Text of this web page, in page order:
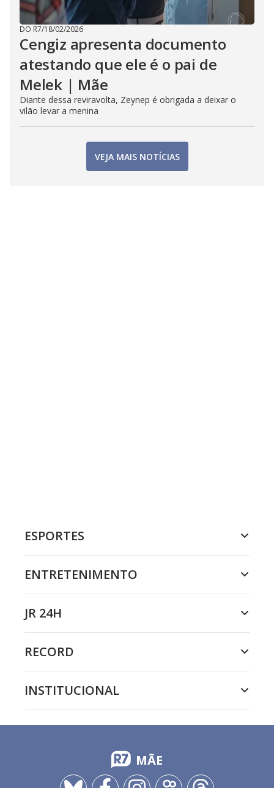
DO R7/18/02/2026
Cengiz apresenta documento
atestando que ele é o pai de
Melek | Mãe
Diante dessa reviravolta, Zeynep é obrigada a deixar o
vilão levar a menina
VEJA MAIS NOTÍCIAS
ESPORTES
ENTRETENIMENTO
JR 24H
RECORD
INSTITUCIONAL
MÃE